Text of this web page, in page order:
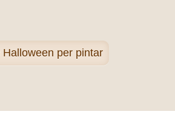
Halloween per pintar